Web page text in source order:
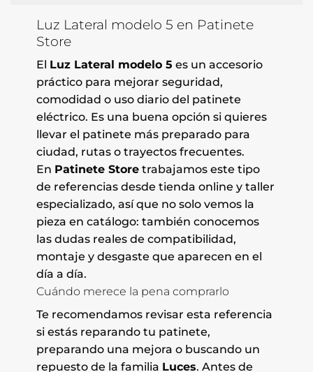
Luz Lateral modelo 5 en Patinete
Store
El Luz Lateral modelo 5 es un accesorio
práctico para mejorar seguridad,
comodidad o uso diario del patinete
eléctrico. Es una buena opción si quieres
llevar el patinete más preparado para
ciudad, rutas o trayectos frecuentes.
En Patinete Storetrabajamos este tipo
de referencias desde tienda online y taller
especializado, así que no solo vemos la
pieza en catálogo: también conocemos
las dudas reales de compatibilidad,
montaje y desgaste que aparecen en el
día a día.
Cuándo merece la pena comprarlo
Te recomendamos revisar esta referencia
si estás reparando tu patinete,
preparando una mejora o buscando un
repuesto de la familia Luces. Antes de